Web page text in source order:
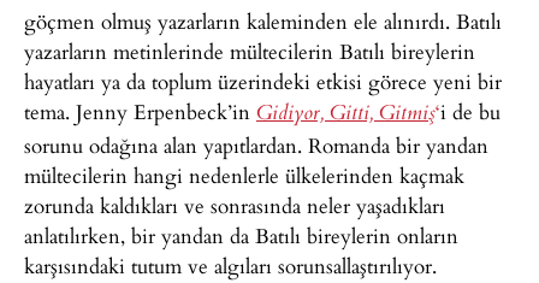
göçmen olmuş yazarların kaleminden ele alınırdı. Batılı
yazarların metinlerinde mültecilerin Batılı bireylerin
hayatları ya da toplum üzerindeki etkisi görece yeni bir
tema. Jenny Erpenbeck’in Gidiyor, Gitti, Gitmiş‘i de bu
sorunu odağına alan yapıtlardan. Romanda bir yandan
mültecilerin hangi nedenlerle ülkelerinden kaçmak
zorunda kaldıkları ve sonrasında neler yaşadıkları
anlatılırken, bir yandan da Batılı bireylerin onların
karşısındaki tutum ve algıları sorunsallaştırılıyor.